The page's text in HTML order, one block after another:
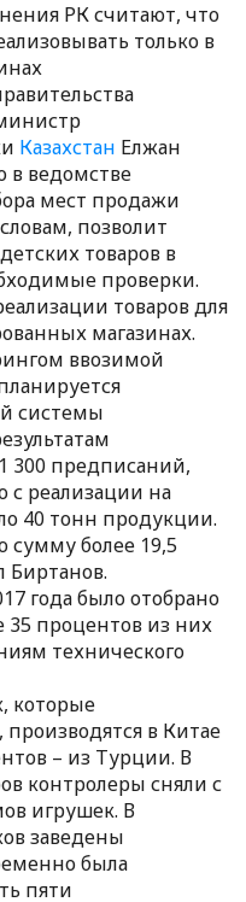
РК считают, что
только в
Казахстан Елжан
в ведомстве
мест продажи
позволит
товаров в
проверки.
товаров для
магазинах.
ввозимой
системы
300 предписаний,
с реализации на
40 тонн продукции.
более 19,5
Биртанов.
года было отобрано
35 процентов из них
технического
которые
в Китае
– из Турции. В
контролеры сняли с
игрушек. В
заведены
была
пяти